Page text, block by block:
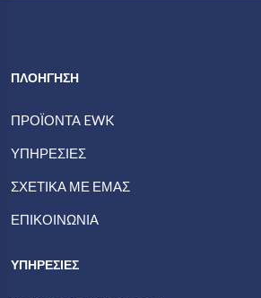
ΠΛΟΗΓΗΣΗ
ΠΡΟΪΟΝΤΑ EWK
ΥΠΗΡΕΣΊΕΣ
ΣΧΕΤΙΚΆ ΜΕ ΕΜΆΣ
ΕΠΙΚΟΙΝΩΝΊΑ
ΥΠΗΡΕΣΙΕΣ